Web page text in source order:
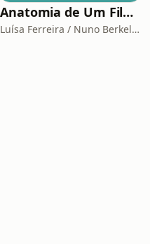
Anatomia de Um Filme de Terror
Luísa Ferreira / Nuno Berkeley Cotter